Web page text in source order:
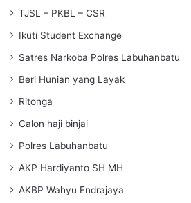
TJSL – PKBL – CSR
Ikuti Student Exchange
Satres Narkoba Polres Labuhanbatu
Beri Hunian yang Layak
Ritonga
Calon haji binjai
Polres Labuhanbatu
AKP Hardiyanto SH MH
AKBP Wahyu Endrajaya